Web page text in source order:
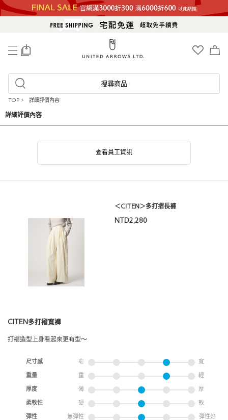
搜尋商品
TOP > 詳細評價內容
詳細評價內容
查看員工資訊
＜CITEN＞多打摺長褲
NTD2,280
CITEN多打褶寬褲
打褶造型上身看起來更有型～
尺寸感 窄 寬
重量 重 輕
厚度 薄 厚
柔軟性 硬 軟
彈性 無彈性 彈性好